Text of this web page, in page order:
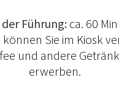
Führung:ca. 60
Sie im Kiosk
und andere
erwerben.